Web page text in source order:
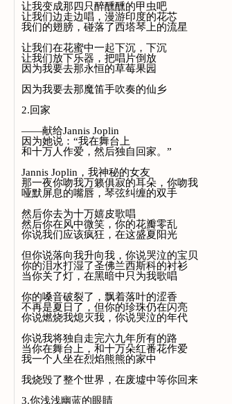
让我变成那四只醉醺醺的甲虫吧
让我们边走边唱，漫游印度的花芯
我们的翅膀，碰落了西塔琴上的流星
让我们在花蜜中一起下沉，下沉
让我们放下乐器，把唱片倒放
因为我要去那永恒的草莓果园
因为我要去那魔笛手吹奏的仙乡
2.回家
——献给Jannis Joplin
因为她说：“我在舞台上
和十万人作爱，然后独自回家。”
Jannis Joplin，我神秘的女友
那一夜你吻我万籁俱寂的耳朵，你吻我
哑默屏息的嘴唇，琴弦纠缠的双手
然后你去为十万嬉皮歌唱
然后你在风中微笑，你的花瓣零乱
你说我们应该疯狂，在这盛夏阳光
但你说落向我升向我，你说哭泣的宝贝
你的泪水打湿了圣佛兰西斯科的衬衫
当你关了灯，在黑暗中只为我歌唱
你的嗓音破裂了，飘着落叶的涩香
不再是夏日了，但你的珍珠仍在闪亮
你说燃烧我熄灭我，你说哭泣的年代
你说我将独自走完六九年所有的路
当你在舞台上，和十万朵红番花作爱
我一个人坐在烈焰熊熊的家中
我烧毁了整个世界，在废墟中等你回来
3.你浅浅幽蓝的眼睛